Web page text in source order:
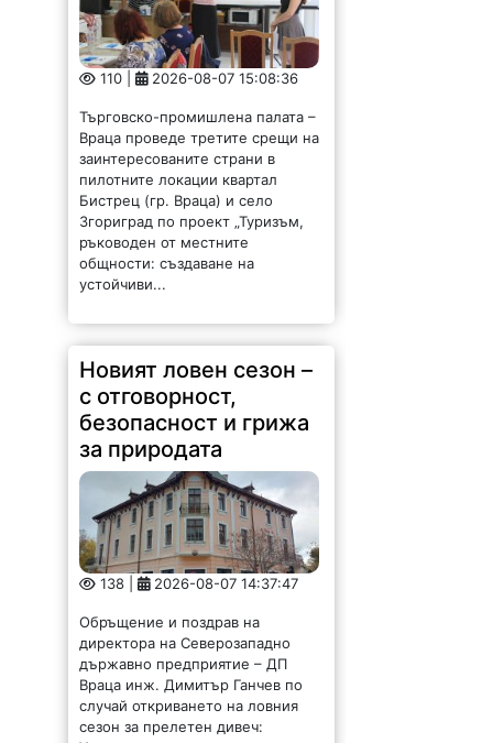
110 | 2026-08-07 15:08:36
Враца проведе третите срещи на
заинтересованите страни в
пилотните локации квартал
Бистрец (гр. Враца) и село
Згориград по проект „Туризъм,
ръководен от местните
общности: създаване на
устойчиви...
Новият ловен сезон –
с отговорност,
безопасност и грижа
за природата
138 | 2026-08-07 14:37:47
директора на Северозападно
държавно предприятие – ДП
Враца инж. Димитър Ганчев по
случай откриването на ловния
сезон за прелетен дивеч:
Уважаеми ловци, уважаеми